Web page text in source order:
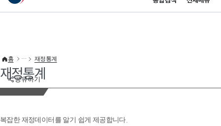
이 누리집은 대한민국 공식 전자정부 누리집입니다.
공유하기
홈 재정통계
재정통계
복잡한 재정데이터를 알기 쉽게 제공합니다.